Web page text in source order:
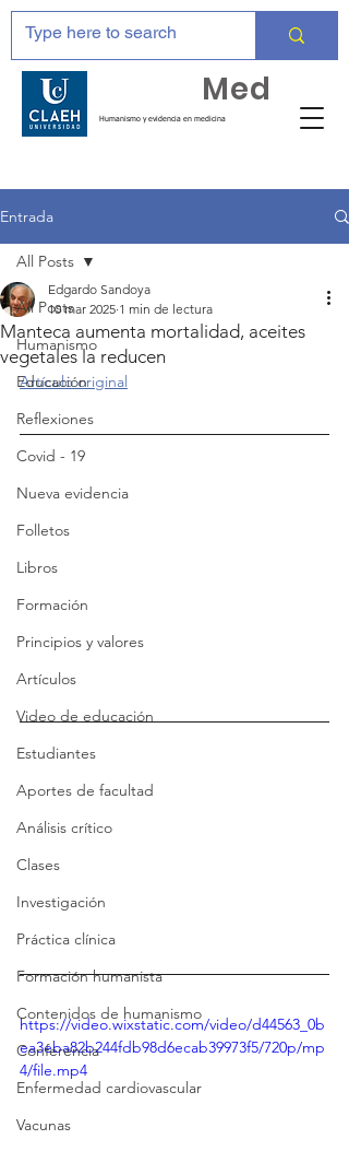
Humanismo y evidencia en medicina
Med
Entrada
All Posts
Humanismo
Educación
Reflexiones
Covid - 19
Nueva evidencia
Folletos
Libros
Formación
Principios y valores
Artículos
Video de educación
Estudiantes
Aportes de facultad
Análisis crítico
Clases
Investigación
Práctica clínica
Formación humanista
Contenidos de humanismo
Conferencia
Enfermedad cardiovascular
Vacunas
All Posts
Manteca aumenta mortalidad, aceites
vegetales la reducen
Edgardo Sandoya
10 mar 2025 1 min de lectura
Artículo original
https://video.wixstatic.com/video/d44563_0b
ea3eba82b244fdb98d6ecab39973f5/720p/mp
4/file.mp4